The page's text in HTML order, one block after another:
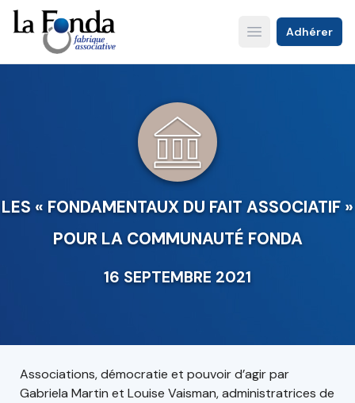
Aller
au
contenu
principal
Open main menu
Adhérer
LES « FONDAMENTAUX DU FAIT ASSOCIATIF »
POUR LA COMMUNAUTÉ FONDA
16 SEPTEMBRE 2021
Associations, démocratie et pouvoir d’agir par
Gabriela Martin et Louise Vaisman, administratrices de